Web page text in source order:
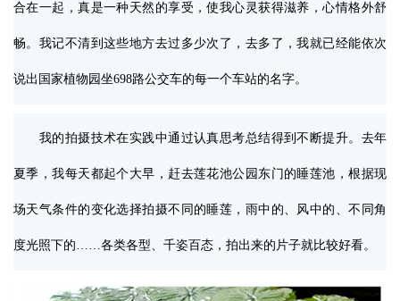
合在一起，真是一种天然的享受，使我心灵获得滋养，心情格外舒
畅。我记不清到这些地方去过多少次了，去多了，我就已经能依次
说出国家植物园坐698路公交车的每一个车站的名字。
我的拍摄技术在实践中通过认真思考总结得到不断提升。去年
夏季，我每天都起个大早，赶去莲花池公园东门的睡莲池，根据现
场天气条件的变化选择拍摄不同的睡莲，雨中的、风中的、不同角
度光照下的……各类各型、千姿百态，拍出来的片子就比较好看。